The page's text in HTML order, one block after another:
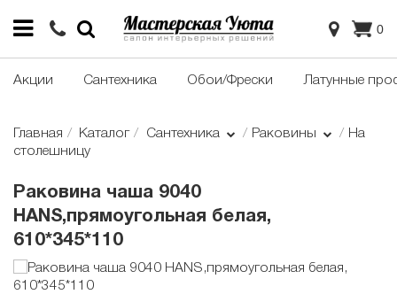
0
Акции Сантехника Обои/Фрески Латунные
Главная Каталог Сантехника Раковины
На
столешницу
Раковина чаша 9040
HANS,прямоугольная белая,
610*345*110